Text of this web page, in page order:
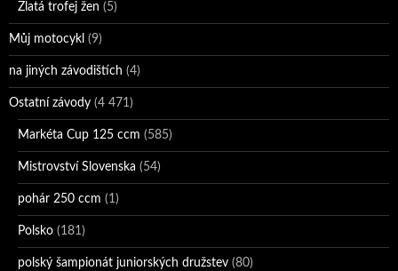
Zlatá trofej žen (5)
Můj motocykl (9)
na jiných závodištích (4)
Ostatní závody (4 471)
Markéta Cup 125 ccm (585)
Mistrovství Slovenska (54)
pohár 250 ccm (1)
Polsko (181)
polský šampionát juniorských družstev (80)